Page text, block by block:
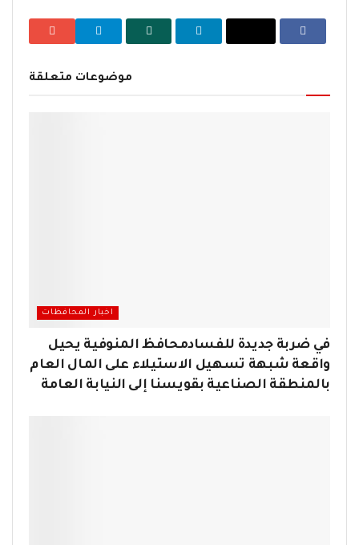
موضوعات متعلقة
اخبار المحافظات
في ضربة جديدة للفسادمحافظ المنوفية يحيل
واقعة شبهة تسهيل الاستيلاء على المال العام
بالمنطقة الصناعية بقويسنا إلى النيابة العامة